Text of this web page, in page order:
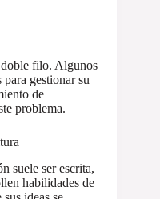
doble filo. Algunos
gestionar su
de
problema.
suele ser escrita,
habilidades de